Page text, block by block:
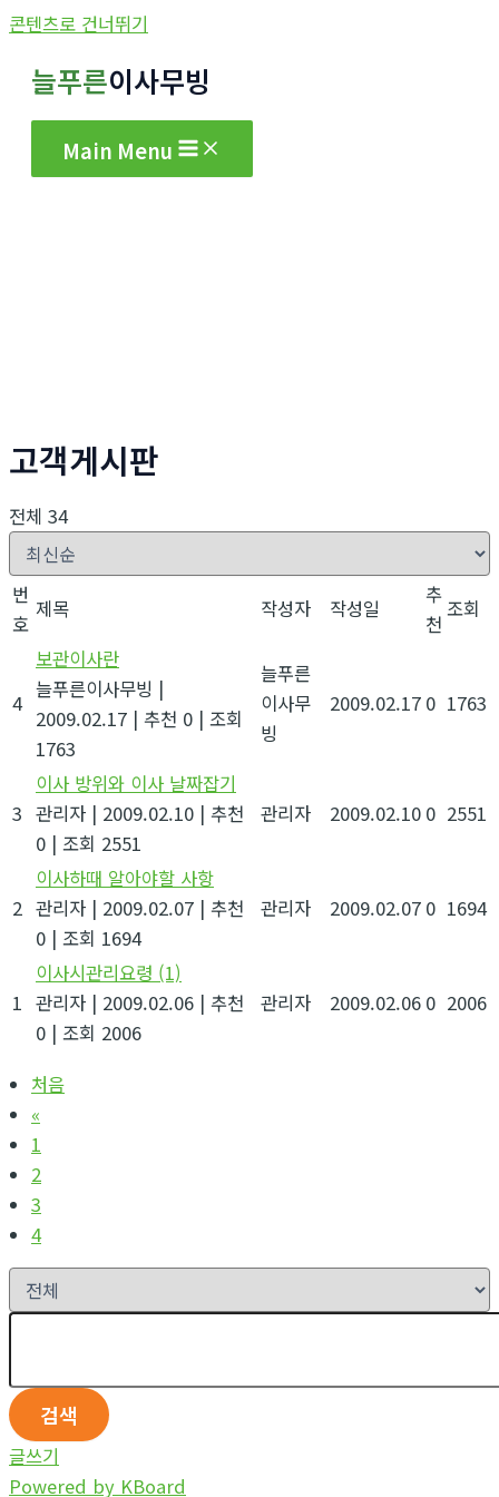
콘텐츠로 건너뛰기
늘푸른이사무빙
Main Menu
고객게시판
전체 34
번
호
제목 작성자 작성일
추
천
조회
4
보관이사란
늘푸른이사무빙 |
2009.02.17 | 추천 0 | 조회
1763
늘푸른
이사무
빙
2009.02.17 0 1763
3
이사 방위와 이사 날짜잡기
관리자 | 2009.02.10 | 추천
0 | 조회 2551
관리자 2009.02.10 0 2551
2
이사하때 알아야할 사항
관리자 | 2009.02.07 | 추천
0 | 조회 1694
관리자 2009.02.07 0 1694
1
이사시관리요령 (1)
관리자 | 2009.02.06 | 추천
0 | 조회 2006
관리자 2009.02.06 0 2006
처음
«
1
2
3
4
검색
글쓰기
Powered by KBoard